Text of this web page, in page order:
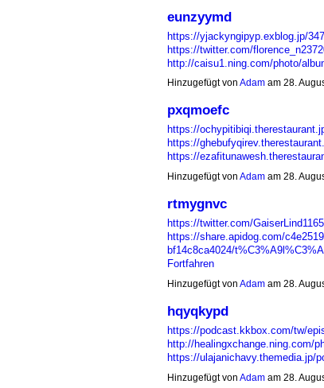
eunzyymd
https://yjackyngipyp.exblog.jp/
https://twitter.com/
http://caisu1.ning.com/photo/
Hinzugefügt von Adamam 28.
pxqmoefc
https://
https://
https://
Hinzugefügt von Adamam 28.
rtmygnvc
https://twitter.com/
https://share.apidog.com/
bf14c8ca4024/
Fortfahren
Hinzugefügt von Adamam 28.
hqyqkypd
https://podcast.kkbox.com/tw/
http://healingxchange.ning.com/
https://ulajanichavy.themedia.jp/
Hinzugefügt von Adamam 28.